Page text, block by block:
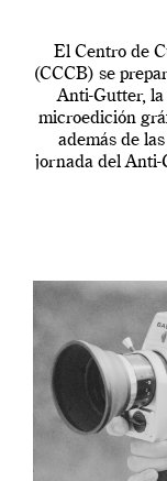
El Centro de
(CCCB) se
Anti-Gutter,
microedición
además de
jornada del Anti-